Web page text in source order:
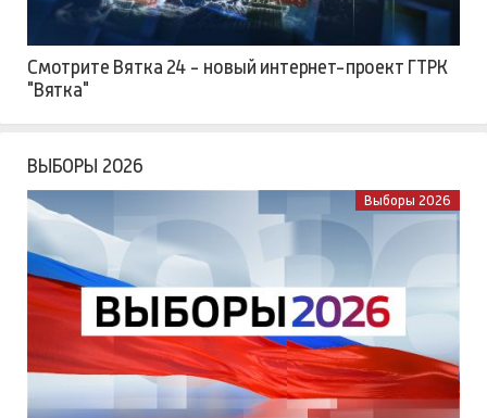
Смотрите Вятка 24 - новый интернет-проект ГТРК
"Вятка"
ВЫБОРЫ 2026
Выборы 2026